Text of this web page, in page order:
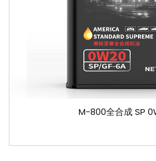
M-800全合成 SP